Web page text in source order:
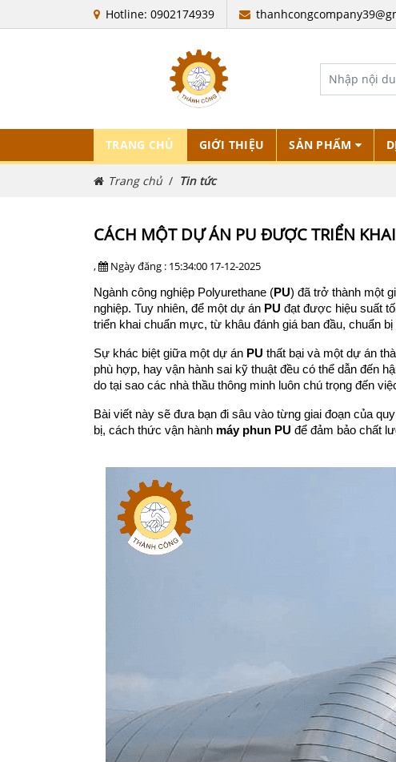
Hotline: 0902174939
TRANG CHỦ GIỚI THIỆU SẢN PHẨM
Trang chủ Tin tức
CÁCH MỘT DỰ ÁN PU ĐƯỢC TRIỂN
, Ngày đăng : 15:34:00 17-12-2025
Ngành công nghiệp Polyurethane (PU) đã trở thành một
nghiệp. Tuy nhiên, để một dự án PU đạt được hiệu suất
triển khai chuẩn mực, từ khâu đánh giá ban đầu, chuẩn
Sự khác biệt giữa một dự án PU thất bại và một dự án
phù hợp, hay vận hành sai kỹ thuật đều có thể dẫn đến
do tại sao các nhà thầu thông minh luôn chú trọng đến
Bài viết này sẽ đưa bạn đi sâu vào từng giai đoạn của
bị, cách thức vận hành máy phun PU để đảm bảo chất